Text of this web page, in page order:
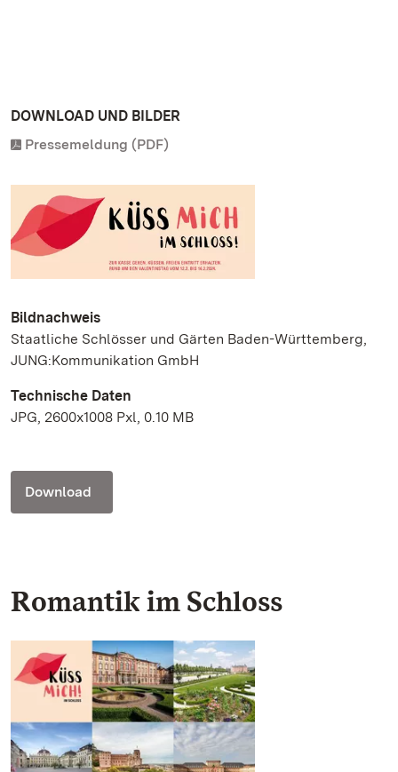
DOWNLOAD UND BILDER
Pressemeldung (PDF)
Bildnachweis
Staatliche Schlösser und Gärten Baden-Württemberg,
JUNG:Kommunikation GmbH
Technische Daten
JPG, 2600x1008 Pxl, 0.10 MB
Download
Romantik im Schloss